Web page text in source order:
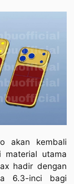
akan kembali
material utama
hadir dengan
6.3-inci bagi